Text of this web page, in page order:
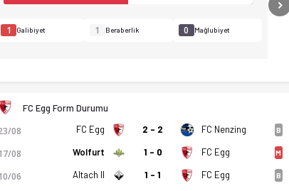
ve iddaa oranları Ofsayt'ta. (29.08.2025)
1 Galibiyet 1 Beraberlik 0 Mağlubiyet
FC Egg Form Durumu
08 FC Egg 2 - 2 FC Nenzing B
08 Wolfurt 1 - 0 FC Egg M
06 Altach II 1 - 1 FC Egg B